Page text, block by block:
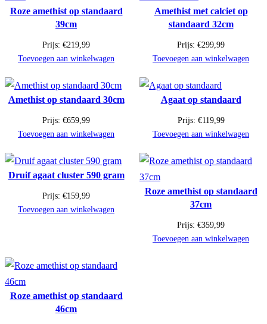
Roze amethist op standaard
39cm
Prijs: €219,99
Toevoegen aan winkelwagen
Amethist met calciet op
standaard 32cm
Prijs: €299,99
Toevoegen aan winkelwagen
Amethist op standaard 30cm
Prijs: €659,99
Toevoegen aan winkelwagen
Agaat op standaard
Prijs: €119,99
Toevoegen aan winkelwagen
Druif agaat cluster 590 gram
Prijs: €159,99
Toevoegen aan winkelwagen
Roze amethist op standaard
37cm
Prijs: €359,99
Toevoegen aan winkelwagen
Roze amethist op standaard
46cm